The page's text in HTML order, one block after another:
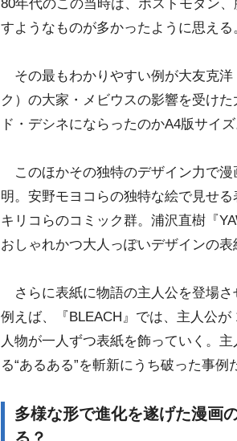
80年代のこの当時は、ポストモダン
すようなものが多かったように思える
その最もわかりやすい例が大友克洋
ク）の大家・メビウスの影響を受け
ド・デシネにならったのかA4版サイ
このほかその独特のデザイン力で漫
明。安野モヨコらの独特な絵で見せ
キリコらのコミック群。浦沢直樹『
おしゃれかつ大人っぽいデザインの表
さらに表紙に物語の主人公を登場さ
例えば、『BLEACH』では、主人公
人物が一人ずつ表紙を飾っていく。
る“あるある”を斬新にうち破った事例
多様な形で進化を遂げた漫画